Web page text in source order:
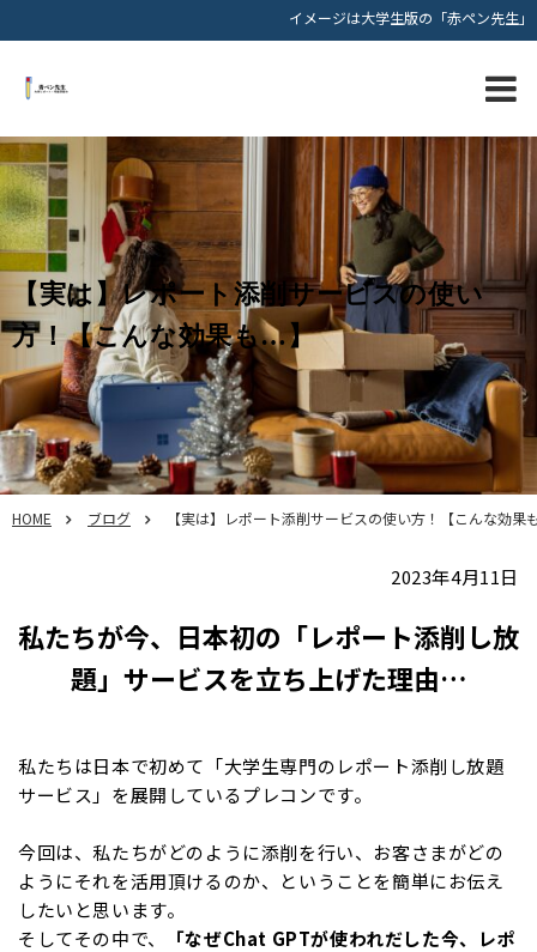
イメージは大学生版の「赤ペン先生」
【実は】レポート添削サービスの使い
方！【こんな効果も…】
HOME ブログ 【実は】レポート添削サービスの使い方！【こんな効果
2023年4月11日
私たちが今、日本初の「レポート添削し放
題」サービスを立ち上げた理由…
私たちは日本で初めて「大学生専門のレポート添削し放題
サービス」を展開しているプレコンです。
今回は、私たちがどのように添削を行い、お客さまがどの
ようにそれを活用頂けるのか、ということを簡単にお伝え
したいと思います。
そしてその中で、
「なぜChat GPTが使われだした今、レポ